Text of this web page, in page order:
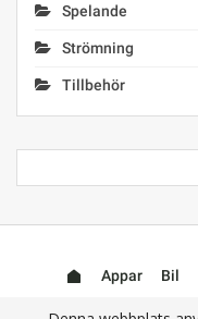
Spelande
Strömning
Tillbehör
Appar Bil